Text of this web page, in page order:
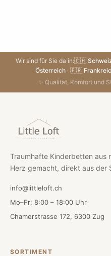
Wir sind für Sie da in:🇨🇭
Österreich ·🇫🇷
✨ Qualität, Komfort und
Traumhafte Kinderbetten
Herz gemacht, direkt aus der
info@littleloft.ch
Mo–Fr: 8:00 – 18:00 Uhr
Chamerstrasse 172, 6300 Zug
SORTIMENT